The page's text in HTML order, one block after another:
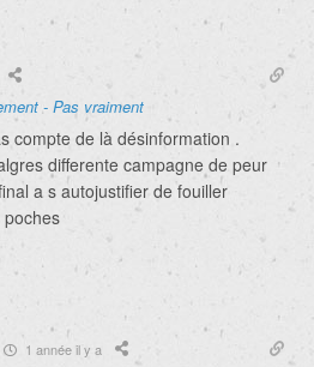
- Pas vraiment
compte de là désinformation .
differente campagne de peur
a s autojustifier de fouiller
1 année il y a